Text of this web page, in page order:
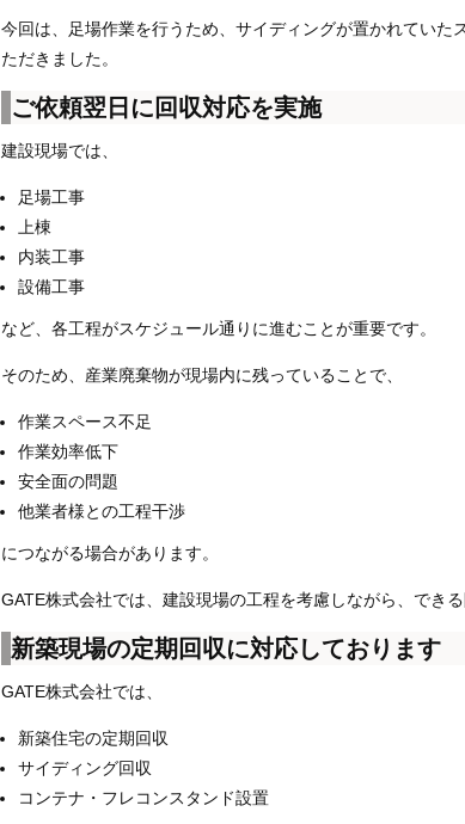
今回は、足場作業を行うため、サイディングが置かれてい
ただきました。
ご依頼翌日に回収対応を実施
建設現場では、
足場工事
上棟
内装工事
設備工事
など、各工程がスケジュール通りに進むことが重要です。
そのため、産業廃棄物が現場内に残っていることで、
作業スペース不足
作業効率低下
安全面の問題
他業者様との工程干渉
につながる場合があります。
GATE株式会社では、建設現場の工程を考慮しながら、でき
新築現場の定期回収に対応しております
GATE株式会社では、
新築住宅の定期回収
サイディング回収
コンテナ・フレコンスタンド設置